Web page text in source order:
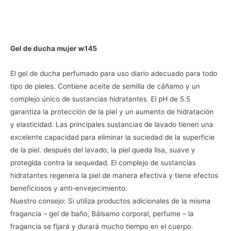
Gel de ducha mujer w145
El gel de ducha perfumado para uso diario adecuado para todo
tipo de pieles. Contiene aceite de semilla de cáñamo y un
complejo único de sustancias hidratantes. El pH de 5.5
garantiza la protección de la piel y un aumento de hidratación
y elasticidad. Las principales sustancias de lavado tienen una
excelente capacidad para eliminar la suciedad de la superficie
de la piel. después del lavado, la piel queda lisa, suave y
protegida contra la sequedad. El complejo de sustancias
hidratantes regenera la piel de manera efectiva y tiene efectos
beneficiosos y anti-envejecimiento.
Nuestro consejo: Si utiliza productos adicionales de la misma
fragancia – gel de baño, Bálsamo corporal, perfume – la
fragancia se fijará y durará mucho tiempo en el cuerpo.